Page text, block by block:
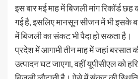
इस बार मई माह में बिजली मांग रिकॉर्ड
गई है, इसलिए मानसून सीजन में भी इसके
में बिजली का संकट भी पैदा हो सकता है।
प्रदेश में आगामी तीन माह में जहां बरसात
उत्पादन घट जाएगा, वहीं यूपीसीएल को